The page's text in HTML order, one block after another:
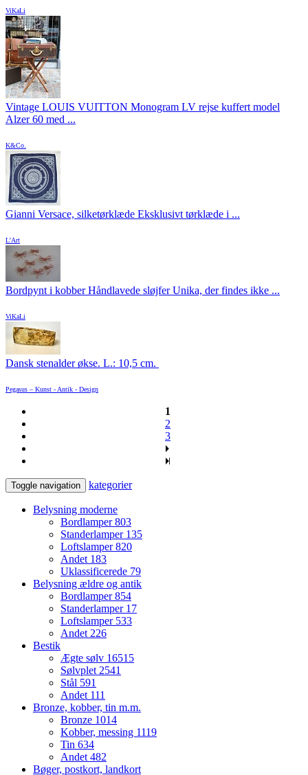
ViKaLi
Vintage LOUIS VUITTON Monogram LV rejse kuffert model
Alzer 60 med ...
K&Co.
Gianni Versace, silketørklæde Eksklusivt tørklæde i ...
L'Art
Bordpynt i kobber Håndlavede sløjfer Unika, der findes ikke ...
ViKaLi
Dansk stenalder økse. L.: 10,5 cm.
Pegasus – Kunst - Antik - Design
1
2
3
Toggle navigation kategorier
Belysning moderne
Bordlamper803
Standerlamper 135
Loftslamper820
Andet 183
Uklassificerede 79
Belysning ældre og antik
Bordlamper854
Standerlamper 17
Loftslamper 533
Andet 226
Bestik
Ægte sølv 16515
Sølvplet 2541
Stål 591
Andet 111
Bronze, kobber, tin m.m.
Bronze 1014
Kobber, messing 1119
Tin 634
Andet 482
Bøger, postkort, landkort